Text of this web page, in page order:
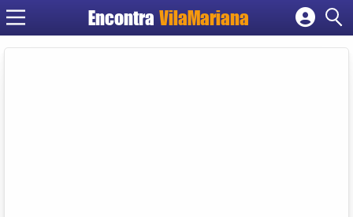
EncontraVilaMariana
Cadastrar empresa